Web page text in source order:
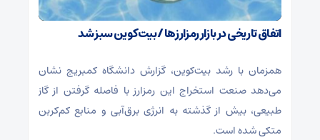
اتفاق تاریخی در بازار رمزارزها / بیت‌کوین سبز شد
همزمان با رشد بیت‌کوین، گزارش دانشگاه کمبریج نشان
می‌دهد صنعت استخراج این رمزارز با فاصله گرفتن از گاز
طبیعی، بیش از گذشته به انرژی برق‌آبی و منابع کم‌کربن
متکی شده است.